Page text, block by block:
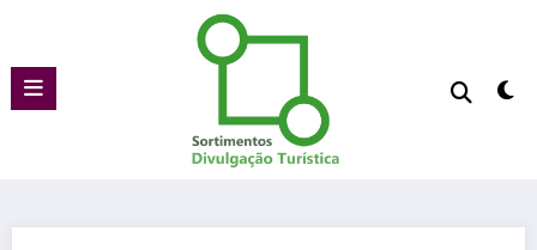
conteúdo